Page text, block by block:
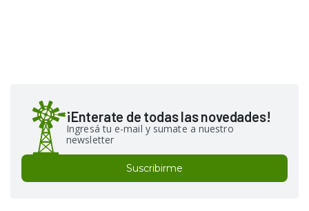
¡Enterate de todas las novedades!
Ingresá tu e-mail y sumate a nuestro
newsletter
Suscribirme